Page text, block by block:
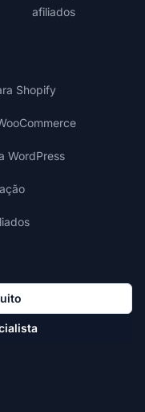
afiliados
Shopify
WordPress